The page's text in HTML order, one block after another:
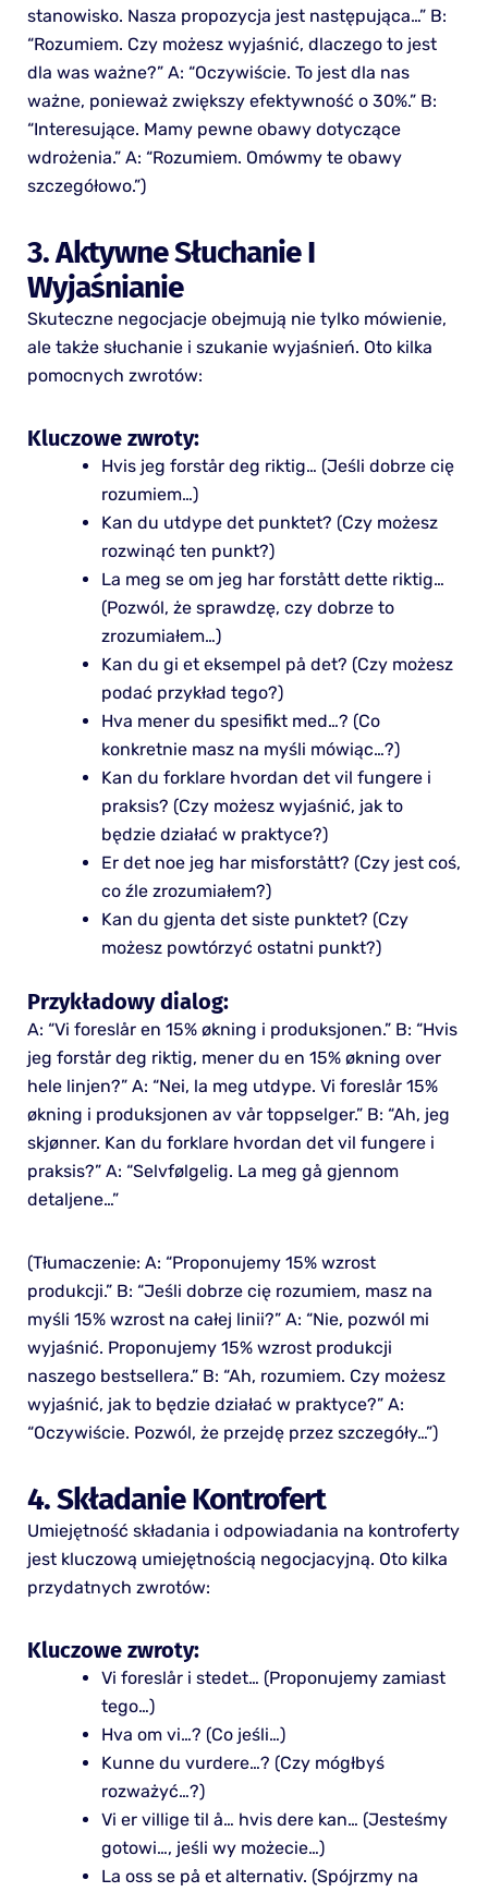
stanowisko. Nasza propozycja jest następująca…” B:
“Rozumiem. Czy możesz wyjaśnić, dlaczego to jest
dla was ważne?” A: “Oczywiście. To jest dla nas
ważne, ponieważ zwiększy efektywność o 30%.” B:
“Interesujące. Mamy pewne obawy dotyczące
wdrożenia.” A: “Rozumiem. Omówmy te obawy
szczegółowo.”)
3. Aktywne Słuchanie I
Wyjaśnianie
Skuteczne negocjacje obejmują nie tylko mówienie,
ale także słuchanie i szukanie wyjaśnień. Oto kilka
pomocnych zwrotów:
Kluczowe zwroty:
Hvis jeg forstår deg riktig… (Jeśli dobrze cię
rozumiem…)
Kan du utdype det punktet? (Czy możesz
rozwinąć ten punkt?)
La meg se om jeg har forstått dette riktig…
(Pozwól, że sprawdzę, czy dobrze to
zrozumiałem…)
Kan du gi et eksempel på det? (Czy możesz
podać przykład tego?)
Hva mener du spesifikt med…? (Co
konkretnie masz na myśli mówiąc…?)
Kan du forklare hvordan det vil fungere i
praksis? (Czy możesz wyjaśnić, jak to
będzie działać w praktyce?)
Er det noe jeg har misforstått? (Czy jest coś,
co źle zrozumiałem?)
Kan du gjenta det siste punktet? (Czy
możesz powtórzyć ostatni punkt?)
Przykładowy dialog:
A: “Vi foreslår en 15% økning i produksjonen.” B: “Hvis
jeg forstår deg riktig, mener du en 15% økning over
hele linjen?” A: “Nei, la meg utdype. Vi foreslår 15%
økning i produksjonen av vår toppselger.” B: “Ah, jeg
skjønner. Kan du forklare hvordan det vil fungere i
praksis?” A: “Selvfølgelig. La meg gå gjennom
detaljene…”
(Tłumaczenie: A: “Proponujemy 15% wzrost
produkcji.” B: “Jeśli dobrze cię rozumiem, masz na
myśli 15% wzrost na całej linii?” A: “Nie, pozwól mi
wyjaśnić. Proponujemy 15% wzrost produkcji
naszego bestsellera.” B: “Ah, rozumiem. Czy możesz
wyjaśnić, jak to będzie działać w praktyce?” A:
“Oczywiście. Pozwól, że przejdę przez szczegóły…”)
4. Składanie Kontrofert
Umiejętność składania i odpowiadania na kontroferty
jest kluczową umiejętnością negocjacyjną. Oto kilka
przydatnych zwrotów:
Kluczowe zwroty:
Vi foreslår i stedet… (Proponujemy zamiast
tego…)
Hva om vi…? (Co jeśli…)
Kunne du vurdere…? (Czy mógłbyś
rozważyć…?)
Vi er villige til å… hvis dere kan… (Jesteśmy
gotowi…, jeśli wy możecie…)
La oss se på et alternativ. (Spójrzmy na